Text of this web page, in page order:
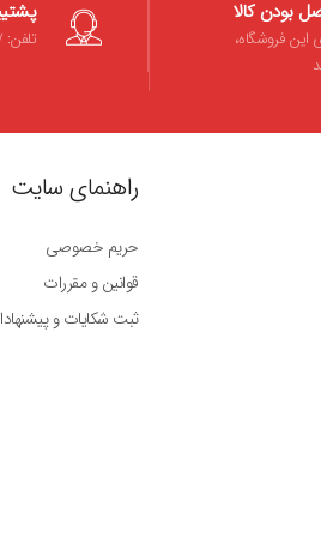
تلفن: 04135515697
بودن کالا
این فروشگاه،
راهنمای سایت
حریم خصوصی
قوانین و مقررات
ثبت شکایات و